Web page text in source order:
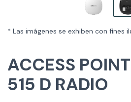
* Las imágenes se exhiben con fines
ACCESS
515 D RADIO